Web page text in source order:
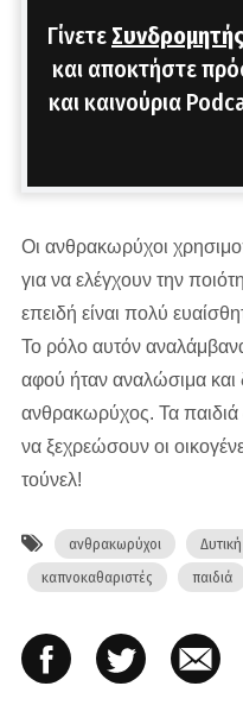
Γίνετε
και αποκτήστε
και καινούρια
Οι ανθρακωρύχοι
για να ελέγχουν την
επειδή είναι πολύ
Το ρόλο αυτόν
αφού ήταν αναλώσιμα και
ανθρακωρύχος. Τα παιδιά
να ξεχρεώσουν οι
τούνελ!
ανθρακωρύχοι Δυτική
καπνοκαθαριστές
παιδιά